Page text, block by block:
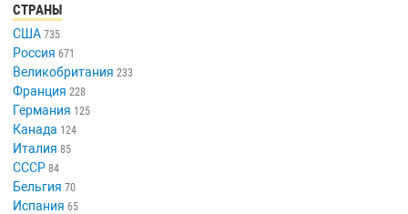
СТРАНЫ
США 735
Россия 671
Великобритания 233
Франция 228
Германия 125
Канада 124
Италия 85
СССР 84
Бельгия 70
Испания 65